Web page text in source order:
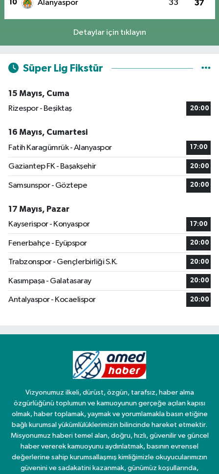
10 Alanyaspor 33 37
Detaylar için tıklayın
Süper Lig Fikstür
15 Mayıs, Cuma
Rizespor - Beşiktaş
20:00
16 Mayıs, Cumartesi
Fatih Karagümrük - Alanyaspor
17:00
Gaziantep FK - Başakşehir 20:00
Samsunspor - Göztepe 20:00
17 Mayıs, Pazar
Kayserispor - Konyaspor
17:00
Fenerbahçe - Eyüpspor 20:00
Trabzonspor - Gençlerbirliği S.K. 20:00
Kasımpaşa - Galatasaray 20:00
Antalyaspor - Kocaelispor 20:00
Vizyonumuz ilkeli, dürüst, özgün, tarafsız, haber alma
özgürlüğünü toplumun ve kamuoyunun gerçeğe açılan kapısı
olmak, haber toplamak, yaymak ve yorumlamakla basın etiğine
bağlı kurumsal yükümlülüklerimizin bilincinde hareket etmektir.
Misyonumuz haberi temel alan, doğru, hızlı, güvenilir ve güncel
haber vererek kamuoyunu aydınlatmak, basının evrensel
değerlerine sahip kurumsallaşmış kimliğimizle okuyucularımızın
güvenini ve sadakatini kazanmak, günümüz koşullarında,